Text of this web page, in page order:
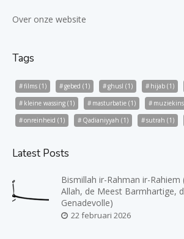
Over onze website
Tags
films (1) gebed (1) ghusl (1) hijab (1)
kleine wassing (1) masturbatie (1)
onreinheid (1) Qadianiyyah (1) sutrah (1)
Latest Posts
Bismillah ir-Rahman ir-Rahiem
Allah, de Meest Barmhartige,
Genadevolle)
22 februari 2026